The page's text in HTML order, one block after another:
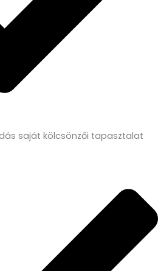
saját kölcsönzői tapasztalat